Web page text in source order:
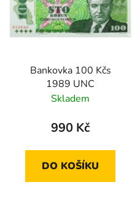
Bankovka 100 Kčs
1989 UNC
Skladem
990 Kč
DO KOŠÍKU